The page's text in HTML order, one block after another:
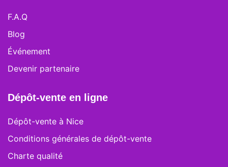
F.A.Q
Blog
Événement
Devenir partenaire
Dépôt-vente en ligne
Dépôt-vente à Nice
Conditions générales de dépôt-vente
Charte qualité